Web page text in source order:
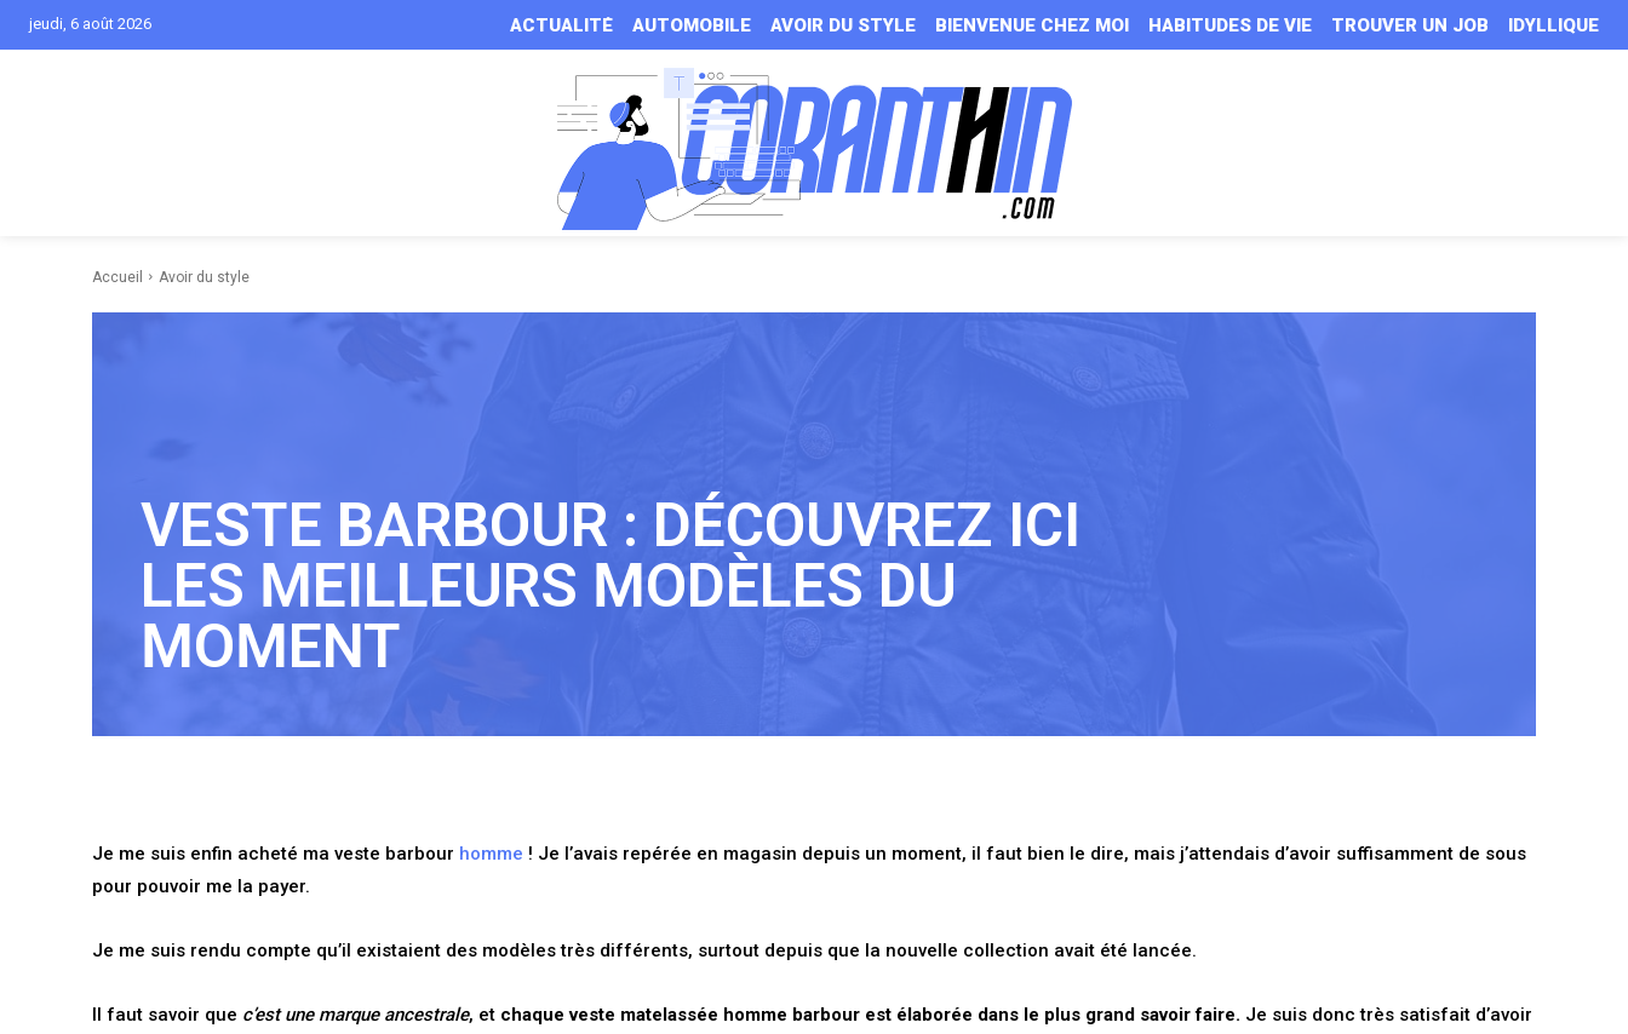
jeudi, 6 août 2026 ACTUALITÉ AUTOMOBILE AVOIR DU STYLE BIENVENUE CHEZ MOI HABITUDES DE VIE TROUVER UN JOB IDYLLIQUE
Accueil Avoir du style
VESTE BARBOUR : DÉCOUVREZ ICI
LES MEILLEURS MODÈLES DU
MOMENT
Je me suis enfin acheté ma veste barbour homme ! Je l’avais repérée en magasin depuis un moment, il faut bien le dire, mais j’attendais d’avoir suffisamment de sous
pour pouvoir me la payer.
Je me suis rendu compte qu’il existaient des modèles très différents, surtout depuis que la nouvelle collection avait été lancée.
Il faut savoir que c’est une marque ancestrale, et chaque veste matelassée homme barbour est élaborée dans le plus grand savoir faire. Je suis donc très satisfait d’avoir